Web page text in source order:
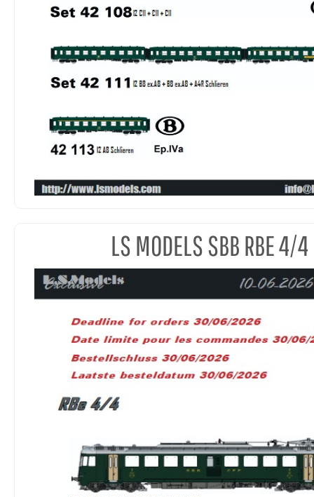
LS MODELS SBB RBE 4/4